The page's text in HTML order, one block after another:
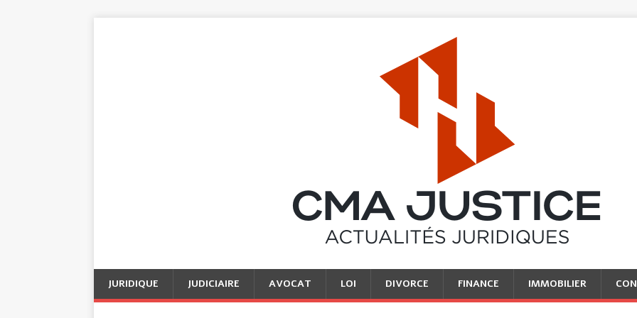
JURIDIQUE JUDICIAIRE AVOCAT LOI DIVORCE FINANCE IMMOBILIER